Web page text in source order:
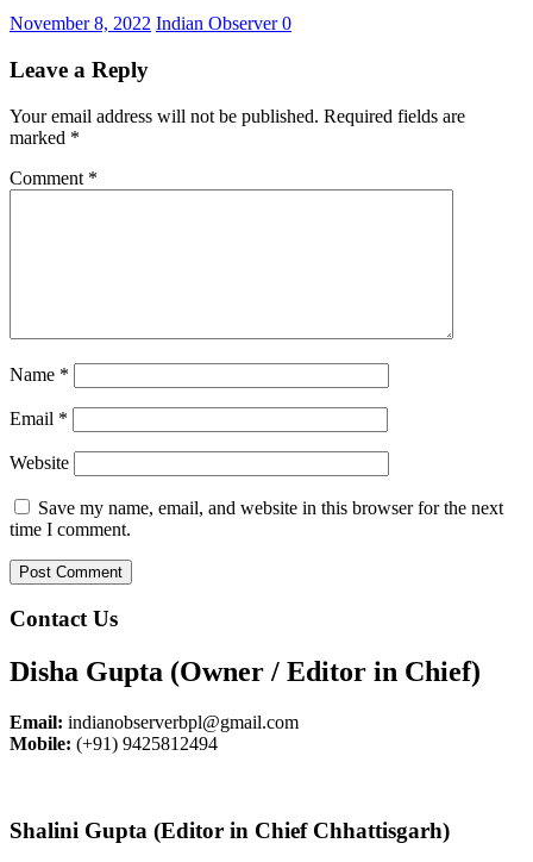
November 8, 2022 Indian Observer0
Leave a Reply
Your email address will not be published. Required fields are
marked *
Comment *
Name *
Email *
Website
Save my name, email, and website in this browser for the next
time I comment.
Contact Us
Disha Gupta (Owner / Editor in Chief)
Email: indianobserverbpl@gmail.com
Mobile: (+91) 9425812494
Shalini Gupta (Editor in Chief Chhattisgarh)